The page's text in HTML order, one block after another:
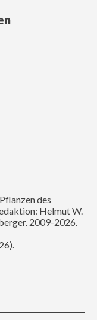
des
Helmut W.
2009-2026.